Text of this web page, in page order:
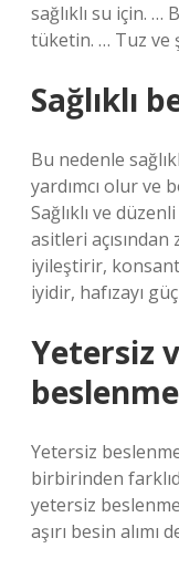
sağlıklı su için. …
tüketin. … Tuz ve
Sağlıklı
Bu nedenle
yardımcı olur ve
Sağlıklı ve
asitleri açısından
iyileştirir,
iyidir, hafızayı
Yetersiz
Yetersiz
birbirinden
yetersiz
aşırı besin alımı